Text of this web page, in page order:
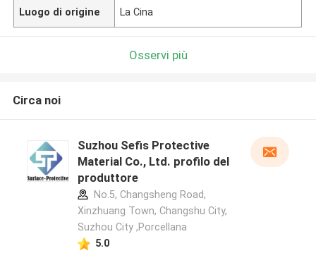
Luogo di origine La Cina
Osservi più
Circa noi
Suzhou Sefis Protective
Material Co., Ltd. profilo del
produttore
No.5, Changsheng Road,
Xinzhuang Town, Changshu City,
Suzhou City ,Porcellana
5.0